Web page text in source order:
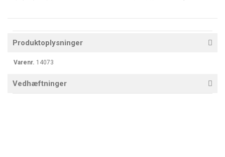
Produktoplysninger
Varenr. 14073
Vedhæftninger